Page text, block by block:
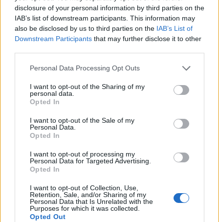
disclosure of your personal information by third parties on the
IAB’s list of downstream participants. This information may
also be disclosed by us to third parties on the IAB’s List of
Downstream Participants that may further disclose it to other
Personal Data Processing Opt Outs
I want to opt-out of the Sharing of my
personal data.
Opted In
I want to opt-out of the Sale of my
Personal Data.
Opted In
I want to opt-out of processing my
Personal Data for Targeted Advertising.
Opted In
I want to opt-out of Collection, Use,
Retention, Sale, and/or Sharing of my
Personal Data that Is Unrelated with the
Purposes for which it was collected.
Opted Out
vegyünk el belőle 1 dl-t, és azt forraljuk fel a vanília kivonattal. Ha kihűlt,
keverjük a már elkészített, krémes diótejünkhöz, ezzel tegyük ízletesebbé.
Ha valaki édesebben szereti, nyugodtan tehet bele több mézet.
vagy gézlapon szűrjük át, keverjük hozzá a sót és a mézet. A kész
mandulatejet forraljuk fel egy kk vanília kivonattal, hogy kellemesebb íze
Reggeli ital gyanánt, süteményekbe tej helyett kiválló!
kellemes vaníliás íze lesz a tejnek.
Egészségetekre!
Töltsd felTe is kreatív- és játékötleteidet, receptjeidet, hogy mi is
kipróbálhassuk!
Kapcsolódó cikkek
Bodzaszörp bogyóból
Barack turmix